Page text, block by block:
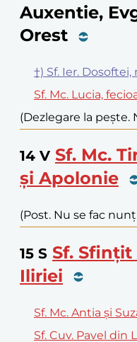
Auxentie,
Orest
†) Sf. Ier.
Sf. Mc. Lucia,
(Dezlegare la pește.
14 V Sf. Mc.
și Apolonie
(Post. Nu se fac
15 S Sf. Sfințit
Iliriei
Sf. Mc. Antia și
Sf. Cuv. Pavel din